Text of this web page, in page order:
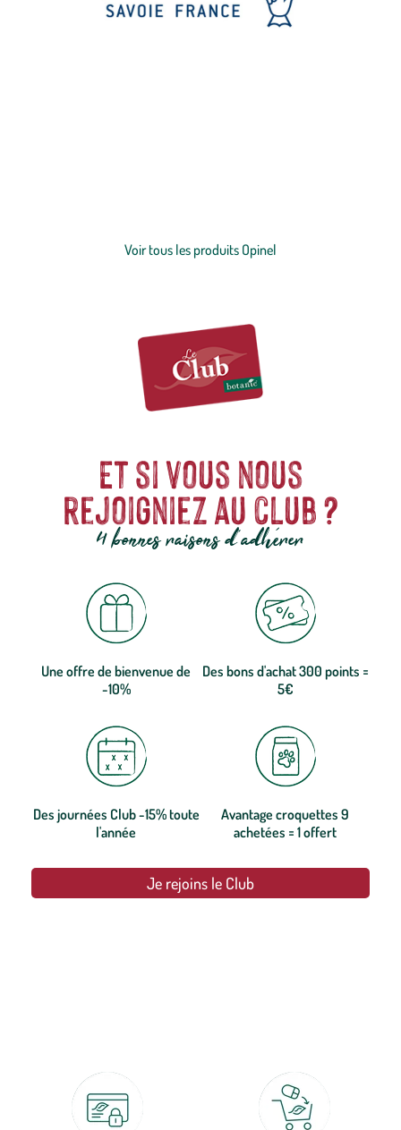
dans leurs activités du quotidien, du jardin à la table, en passant par
Alpes, à Chambéry. botanic® vous propose sa sélection Opinel, à la
fois des couteaux de table, couteaux outdoor et couteaux de cuisine,
mais aussi des accessoires du jardinier comme le sécateur Opinel ou
la scie de poche.
Voir tous les produits Opinel
Et si vous nous
rejoigniez au club ?
4 bonnes raisons d'adhérer
Une offre de bienvenue de
-10%
Des bons d'achat 300 points =
5€
Des journées Club -15% toute
l'année
Avantage croquettes 9
achetées = 1 offert
Je rejoins le Club